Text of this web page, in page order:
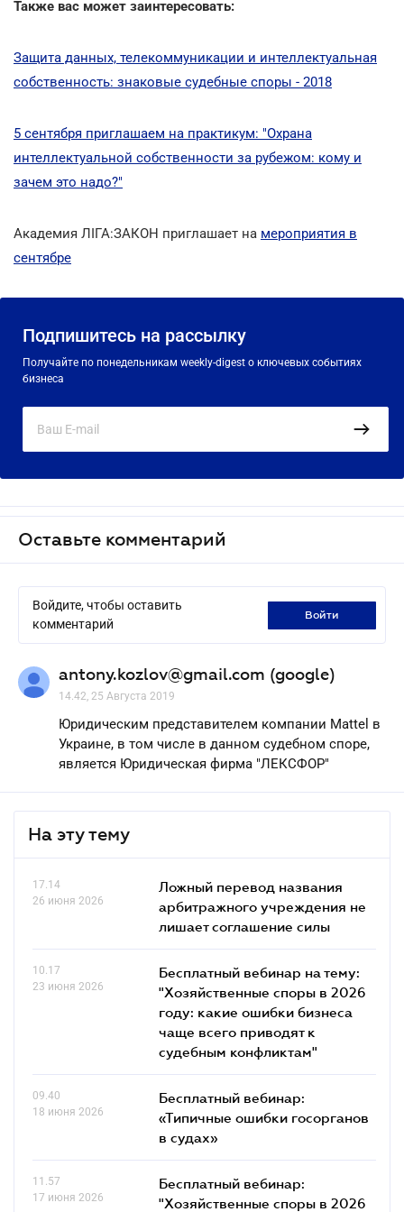
Также вас может заинтересовать:
Защита данных, телекоммуникации и интеллектуальная
собственность: знаковые судебные споры - 2018
5 сентября приглашаем на практикум: "Охрана
интеллектуальной собственности за рубежом: кому и
зачем это надо?"
Академия ЛІГА:ЗАКОН приглашает на мероприятия в
сентябре
Подпишитесь на рассылку
Получайте по понедельникам weekly-digest о ключевых событиях
бизнеса
Оставьте комментарий
Войдите, чтобы оставить
комментарий
войти
antony.kozlov@gmail.com (google)
14.42, 25 Августа 2019
Юридическим представителем компании Mattel в
Украине, в том числе в данном судебном споре,
является Юридическая фирма "ЛЕКСФОР"
На эту тему
17.14
26 июня 2026
Ложный перевод названия
арбитражного учреждения не
лишает соглашение силы
10.17
23 июня 2026
Бесплатный вебинар на тему:
"Хозяйственные споры в 2026
году: какие ошибки бизнеса
чаще всего приводят к
судебным конфликтам"
09.40
18 июня 2026
Бесплатный вебинар:
«Типичные ошибки госорганов
в судах»
11.57
17 июня 2026
Бесплатный вебинар:
"Хозяйственные споры в 2026